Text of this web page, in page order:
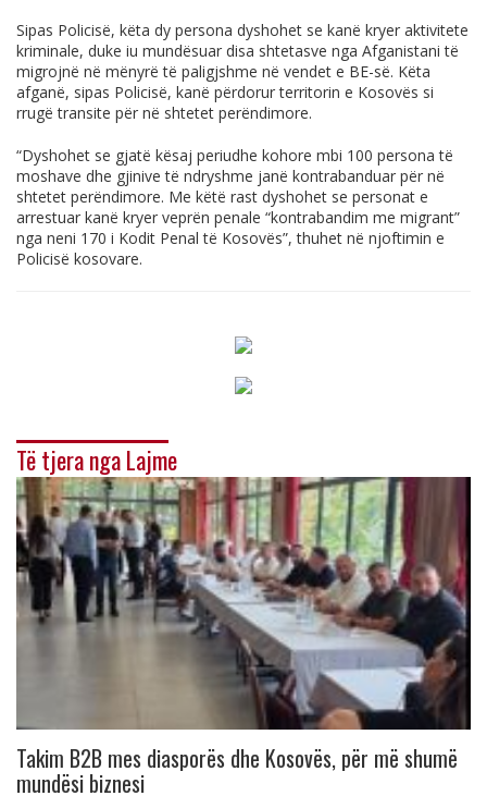
Sipas Policisë, këta dy persona dyshohet se kanë kryer aktivitete
kriminale, duke iu mundësuar disa shtetasve nga Afganistani të
migrojnë në mënyrë të paligjshme në vendet e BE-së. Këta
afganë, sipas Policisë, kanë përdorur territorin e Kosovës si
rrugë transite për në shtetet perëndimore.
“Dyshohet se gjatë kësaj periudhe kohore mbi 100 persona të
moshave dhe gjinive të ndryshme janë kontrabanduar për në
shtetet perëndimore. Me këtë rast dyshohet se personat e
arrestuar kanë kryer veprën penale “kontrabandim me migrant”
nga neni 170 i Kodit Penal të Kosovës”, thuhet në njoftimin e
Policisë kosovare.
Të tjera nga Lajme
Takim B2B mes diasporës dhe Kosovës, për më shumë
mundësi biznesi